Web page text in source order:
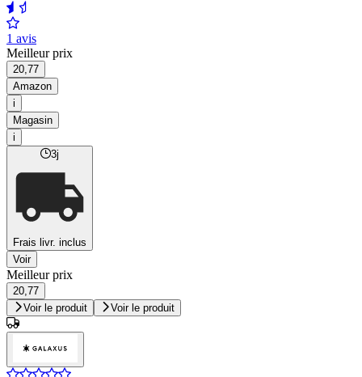
1 avis
Meilleur prix
20,77
Amazon
i
Magasin
i
3j
Frais livr. inclus
Voir
Meilleur prix
20,77
Voir le produit
Voir le produit